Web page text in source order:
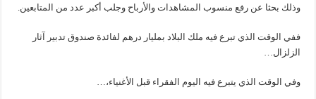
وذلك بحثا عن رفع منسوب المشاهدات والأرباح وجلب أكبر عدد من المتابعين.
ففي الوقت الذي تبرع فيه ملك البلاد بمليار درهم لفائدة صندوق تدبير آثار
الزلزال…
وفي الوقت الذي يتبرع فيه اليوم الفقراء قبل الأغنياء،…